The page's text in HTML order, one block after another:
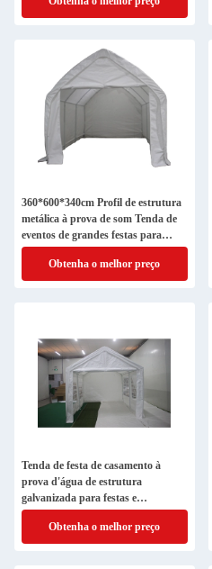
360*600*340cm Profil de estrutura
metálica à prova de som Tenda de
eventos de grandes festas para
garagens Casamentos
Obtenha o melhor preço
Tenda de festa de casamento à
prova d'água de estrutura
galvanizada para festas e
celebrações ao ar livre
Obtenha o melhor preço